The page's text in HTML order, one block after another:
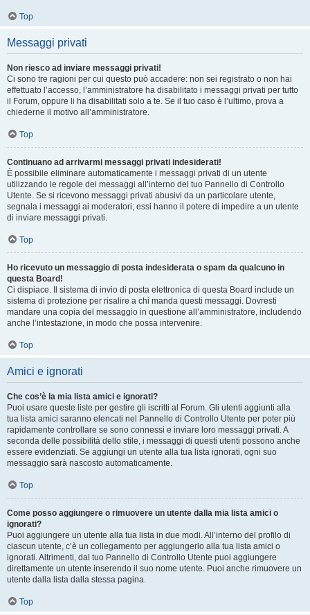
Top
Messaggi privati
Non riesco ad inviare messaggi privati!
Ci sono tre ragioni per cui questo può accadere: non sei registrato o non hai
effettuato l’accesso, l’amministratore ha disabilitato i messaggi privati per tutto
il Forum, oppure li ha disabilitati solo a te. Se il tuo caso è l’ultimo, prova a
chiederne il motivo all’amministratore.
Top
Continuano ad arrivarmi messaggi privati indesiderati!
È possibile eliminare automaticamente i messaggi privati ​​di un utente
utilizzando le regole dei messaggi all’interno del tuo Pannello di Controllo
Utente. Se si ricevono messaggi privati ​​abusivi da un particolare utente,
segnala i messaggi ai moderatori; essi hanno il potere di impedire a un utente
di inviare messaggi privati​​.
Top
Ho ricevuto un messaggio di posta indesiderata o spam da qualcuno in
questa Board!
Ci dispiace. Il sistema di invio di posta elettronica di questa Board include un
sistema di protezione per risalire a chi manda questi messaggi. Dovresti
mandare una copia del messaggio in questione all’amministratore, includendo
anche l’intestazione, in modo che possa intervenire.
Top
Amici e ignorati
Che cos’è la mia lista amici e ignorati?
Puoi usare queste liste per gestire gli iscritti al Forum. Gli utenti aggiunti alla
tua lista amici saranno elencati nel Pannello di Controllo Utente per poter più
rapidamente controllare se sono connessi e inviare loro messaggi privati. A
seconda delle possibilità dello stile, i messaggi di questi utenti possono anche
essere evidenziati. Se aggiungi un utente alla tua lista ignorati, ogni suo
messaggio sarà nascosto automaticamente.
Top
Come posso aggiungere o rimuovere un utente dalla mia lista amici o
ignorati?
Puoi aggiungere un utente alla tua lista in due modi. All’interno del profilo di
ciascun utente, c’è un collegamento per aggiungerlo alla tua lista amici o
ignorati. Altrimenti, dal tuo Pannello di Controllo Utente puoi aggiungere
direttamente un utente inserendo il suo nome utente. Puoi anche rimuovere un
utente dalla lista dalla stessa pagina.
Top